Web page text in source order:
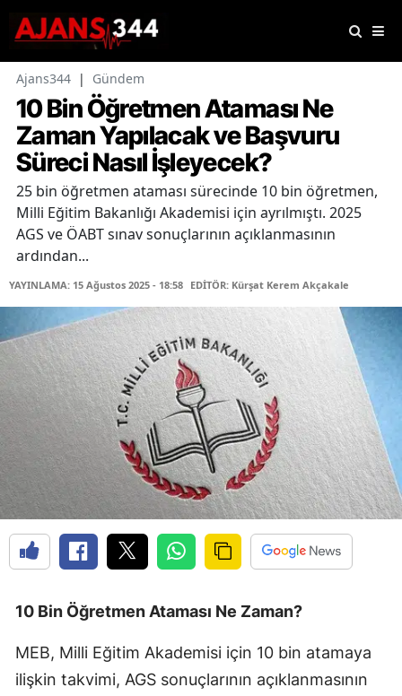
Ajans344 | Gündem
10 Bin Öğretmen Ataması Ne
Zaman Yapılacak ve Başvuru
Süreci Nasıl İşleyecek?
25 bin öğretmen ataması sürecinde 10 bin öğretmen,
Milli Eğitim Bakanlığı Akademisi için ayrılmıştı. 2025
AGS ve ÖABT sınav sonuçlarının açıklanmasının
ardından...
YAYINLAMA: 15 Ağustos 2025 - 18:58 EDİTÖR: Kürşat Kerem Akçakale
10 Bin Öğretmen Ataması Ne Zaman?
MEB, Milli Eğitim Akademisi için 10 bin atamaya
ilişkin takvimi, AGS sonuçlarının açıklanmasının